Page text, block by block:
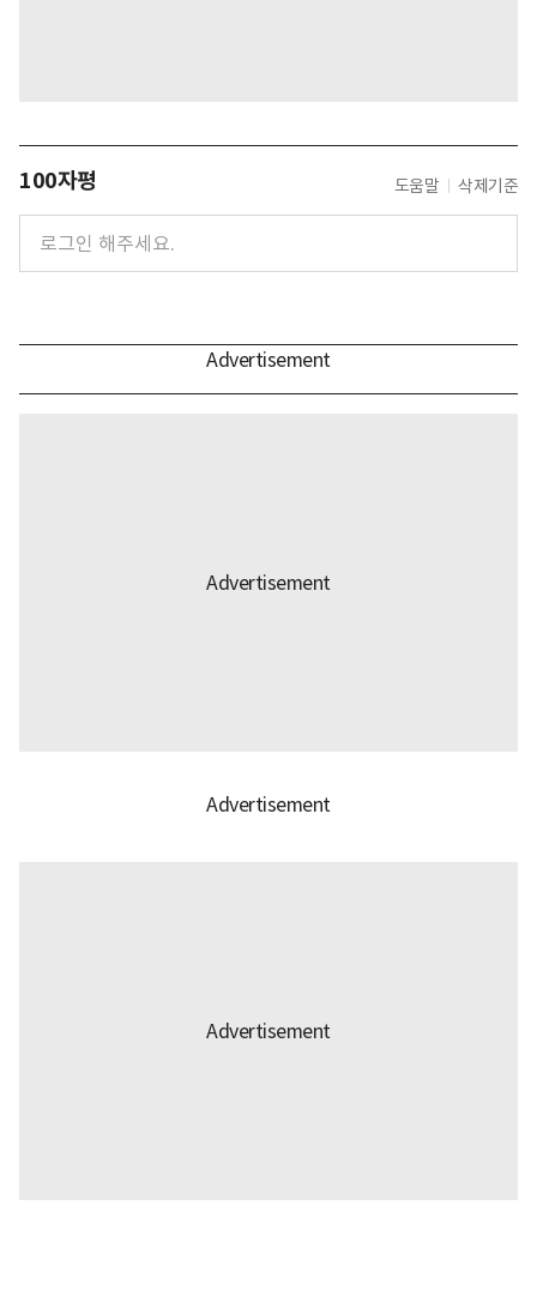
100자평 도움말 삭제기준